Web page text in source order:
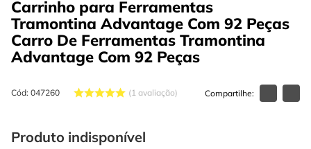
Carrinho para Ferramentas
Tramontina Advantage Com 92 Peças
Carro De Ferramentas Tramontina
Advantage Com 92 Peças
Cód: 047260 1 avaliação
2º caixa ferramentas
esmerilhadeira
4º escada
5º serra circular
7º chave impacto
Termos mais buscados
parafusadeira
º caixa ferramentas
serra circular